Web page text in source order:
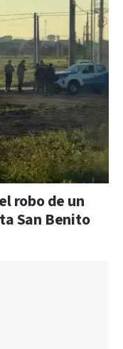
robo de un
San Benito